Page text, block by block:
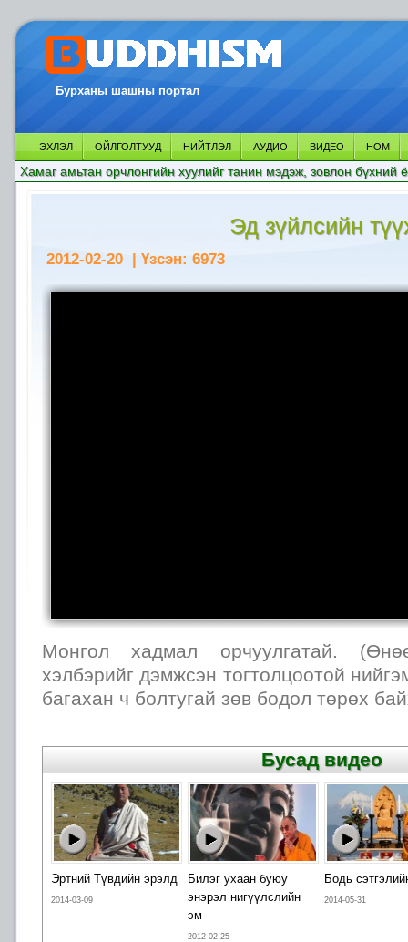
Бурханы шашны портал
ЭХЛЭЛ ОЙЛГОЛТУУД НИЙТЛЭЛ АУДИО ВИДЕО НОМ
Хамаг амьтан орчлонгийн хуулийг танин мэдэж, зовлон бүхний
Эд зүйлсийн
2012-02-20 | Үзсэн: 6973
Монгол хадмал орчуулгатай.
хэлбэрийг дэмжсэн тогтолцоотой
багахан ч болтугай зөв бодол төрөх
Бусад видео
Эртний Түвдийн эрэлд
2014-03-09
Билэг ухаан буюу
энэрэл нигүүлслийн
эм
2012-02-25
Бодь
2014-05-31